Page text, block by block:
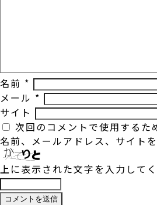
名前 *
メール *
サイト
次回のコメントで使用するた
名前、メールアドレス、サイトを
上に表示された文字を入力してく